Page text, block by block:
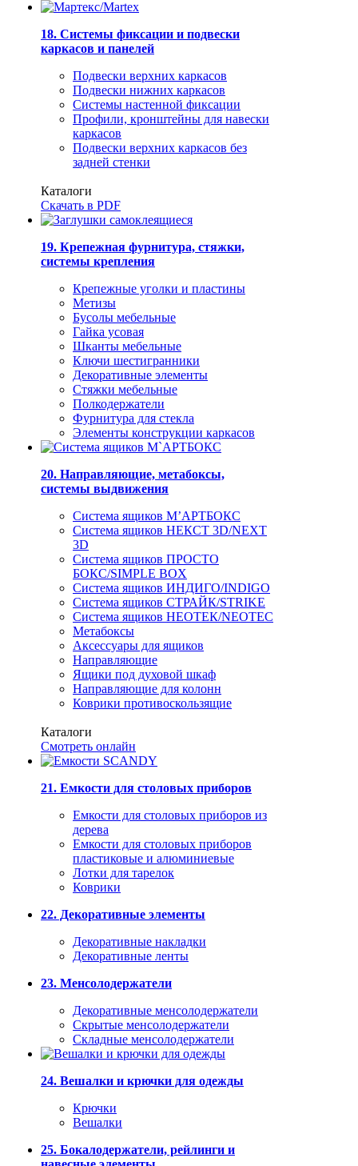
18. Системы фиксации и подвески
каркасов и панелей
Подвески верхних каркасов
Подвески нижних каркасов
Системы настенной фиксации
Профили, кронштейны для навески
каркасов
Подвески верхних каркасов без
задней стенки
Каталоги
Скачать в PDF
19. Крепежная фурнитура, стяжки,
системы крепления
Крепежные уголки и пластины
Метизы
Бусолы мебельные
Гайка усовая
Шканты мебельные
Ключи шестигранники
Декоративные элементы
Стяжки мебельные
Полкодержатели
Фурнитура для стекла
Элементы конструкции каркасов
20. Направляющие, метабоксы,
системы выдвижения
Система ящиков М’АРТБОКС
Система ящиков НЕКСТ 3D/NEXT
3D
Система ящиков ПРОСТО
БОКС/SIMPLE BOX
Система ящиков ИНДИГО/INDIGO
Система ящиков СТРАЙК/STRIKE
Система ящиков НЕОТЕК/NEOTEC
Метабоксы
Аксессуары для ящиков
Направляющие
Ящики под духовой шкаф
Направляющие для колонн
Коврики противоскользящие
Каталоги
Смотреть онлайн
21. Емкости для столовых приборов
Емкости для столовых приборов из
дерева
Емкости для столовых приборов
пластиковые и алюминиевые
Лотки для тарелок
Коврики
22. Декоративные элементы
Декоративные накладки
Декоративные ленты
23. Менсолодержатели
Декоративные менсолодержатели
Скрытые менсолодержатели
Складные менсолодержатели
24. Вешалки и крючки для одежды
Крючки
Вешалки
25. Бокалодержатели, рейлинги и